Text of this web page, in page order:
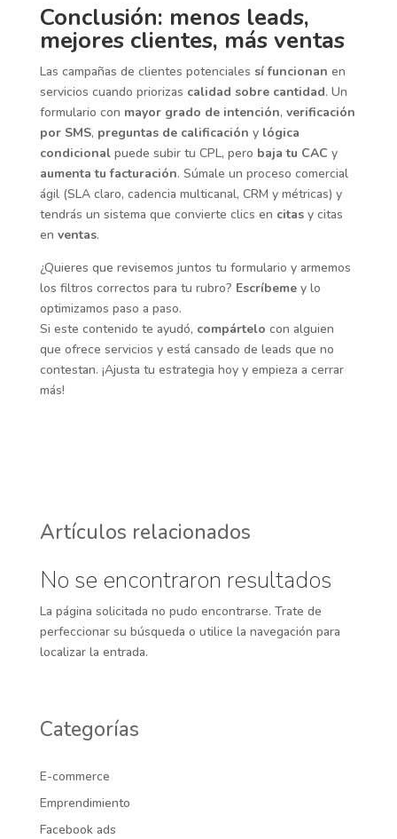
Conclusión: menos leads,
mejores clientes, más ventas
Las campañas de clientes potenciales sí funcionan en
servicios cuando priorizas calidad sobre cantidad. Un
formulario con mayor grado de intención, verificación
por SMS, preguntas de calificación y lógica
condicionalpuede subir tu CPL, pero baja tu CAC y
aumenta tu facturación. Súmale un proceso comercial
ágil (SLA claro, cadencia multicanal, CRM y métricas) y
tendrás un sistema que convierte clics en citasy citas
en ventas.
¿Quieres que revisemos juntos tu formulario y armemos
los filtros correctos para tu rubro? Escríbemey lo
optimizamos paso a paso.
Si este contenido te ayudó, compártelo con alguien
que ofrece servicios y está cansado de leads que no
contestan. ¡Ajusta tu estrategia hoy y empieza a cerrar
más!
Artículos relacionados
No se encontraron resultados
La página solicitada no pudo encontrarse. Trate de
perfeccionar su búsqueda o utilice la navegación para
localizar la entrada.
Categorías
E-commerce
Emprendimiento
Facebook ads